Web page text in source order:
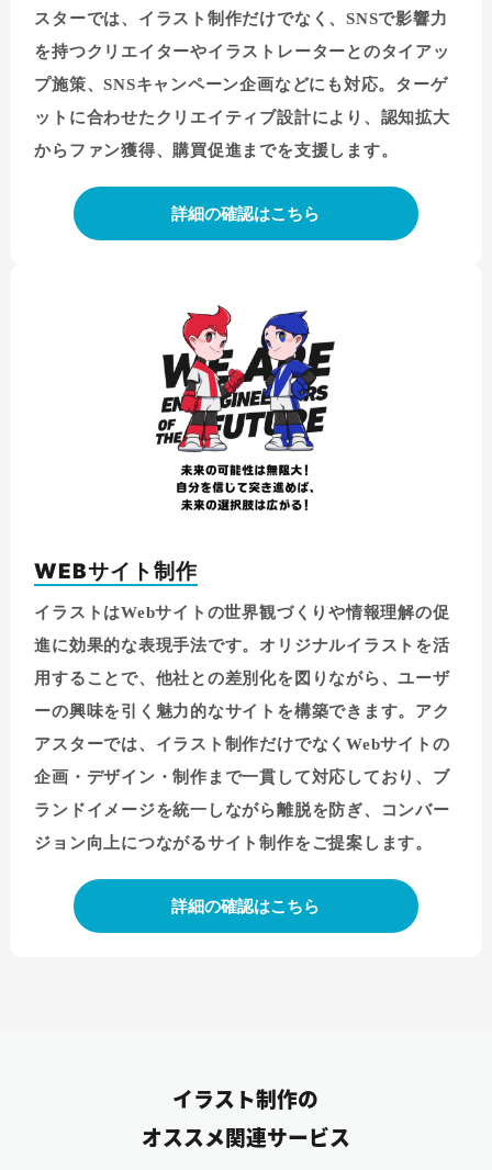
スターでは、イラスト制作だけでなく、SNSで影響力
を持つクリエイターやイラストレーターとのタイアッ
プ施策、SNSキャンペーン企画などにも対応。ターゲ
ットに合わせたクリエイティブ設計により、認知拡大
からファン獲得、購買促進までを支援します。
詳細の確認はこちら
WEBサイト制作
イラストはWebサイトの世界観づくりや情報理解の促
進に効果的な表現手法です。オリジナルイラストを活
用することで、他社との差別化を図りながら、ユーザ
ーの興味を引く魅力的なサイトを構築できます。アク
アスターでは、イラスト制作だけでなくWebサイトの
企画・デザイン・制作まで一貫して対応しており、ブ
ランドイメージを統一しながら離脱を防ぎ、コンバー
ジョン向上につながるサイト制作をご提案します。
詳細の確認はこちら
イラスト制作の
オススメ関連サービス